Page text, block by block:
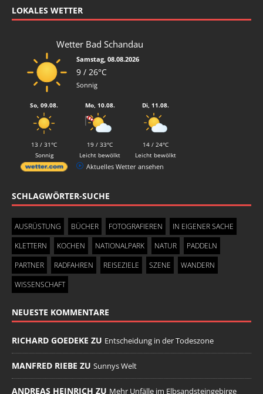
LOKALES WETTER
Wetter Bad Schandau
Samstag, 08.08.2026
9 / 26°C
Sonnig
So, 09.08.
13 / 31°C
Sonnig
Mo, 10.08.
19 / 33°C
Leicht bewölkt
Di, 11.08.
14 / 24°C
Leicht bewölkt
Aktuelles Wetter ansehen
SCHLAGWÖRTER-SUCHE
AUSRÜSTUNG BÜCHER FOTOGRAFIEREN
IN EIGENER SACHE
KLETTERN
KOCHEN NATIONALPARK NATUR
PADDELN
PARTNER
RADFAHREN REISEZIELE SZENE
WANDERN
WISSENSCHAFT
NEUESTE KOMMENTARE
RICHARD GOEDEKE ZU Entscheidung in der Todeszone
MANFRED RIEBE ZU Sunnys Welt
ANDREAS HEINRICH ZU Mehr Unfälle im Elbsandsteingebirge